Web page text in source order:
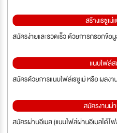
สร้างเรซูเ
สมัครง่ายและรวดเร็ว ด้วยการกรอกข้อ
แนบไฟล์
สมัครด้วยการแนบไฟล์เรซูเม่ หรือ ผลง
สมัครงานผ่
สมัครผ่านอีเมล (แนบไฟล์ผ่านอีเมลได้ไ